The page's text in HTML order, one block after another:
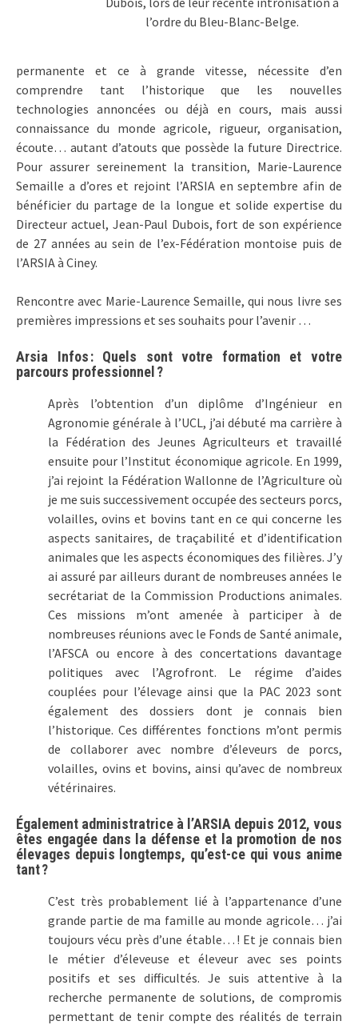
l’ordre du Bleu-Blanc-Belge.
permanente et ce à grande vitesse, nécessite d’en
comprendre tant l’historique que les nouvelles
technologies annoncées ou déjà en cours, mais aussi
connaissance du monde agricole, rigueur, organisation,
écoute… autant d’atouts que possède la future Directrice.
Pour assurer sereinement la transition, Marie-Laurence
Semaille a d’ores et rejoint l’ARSIA en septembre afin de
bénéficier du partage de la longue et solide expertise du
Directeur actuel, Jean-Paul Dubois, fort de son expérience
de 27 années au sein de l’ex-Fédération montoise puis de
l’ARSIA à Ciney.
Rencontre avec Marie-Laurence Semaille, qui nous livre ses
premières impressions et ses souhaits pour l’avenir …
Arsia Infos : Quels sont votre formation et votre
parcours professionnel ?
Après l’obtention d’un diplôme d’Ingénieur en
Agronomie générale à l’UCL, j’ai débuté ma carrière à
la Fédération des Jeunes Agriculteurs et travaillé
ensuite pour l’Institut économique agricole. En 1999,
j’ai rejoint la Fédération Wallonne de l’Agriculture où
je me suis successivement occupée des secteurs porcs,
volailles, ovins et bovins tant en ce qui concerne les
aspects sanitaires, de traçabilité et d’identification
animales que les aspects économiques des filières. J’y
ai assuré par ailleurs durant de nombreuses années le
secrétariat de la Commission Productions animales.
Ces missions m’ont amenée à participer à de
nombreuses réunions avec le Fonds de Santé animale,
l’AFSCA ou encore à des concertations davantage
politiques avec l’Agrofront. Le régime d’aides
couplées pour l’élevage ainsi que la PAC 2023 sont
également des dossiers dont je connais bien
l’historique. Ces différentes fonctions m’ont permis
de collaborer avec nombre d’éleveurs de porcs,
volailles, ovins et bovins, ainsi qu’avec de nombreux
vétérinaires.
Également administratrice à l’ARSIA depuis 2012, vous
êtes engagée dans la défense et la promotion de nos
élevages depuis longtemps, qu’est-ce qui vous anime
tant ?
C’est très probablement lié à l’appartenance d’une
grande partie de ma famille au monde agricole… j’ai
toujours vécu près d’une étable… ! Et je connais bien
le métier d’éleveuse et éleveur avec ses points
positifs et ses difficultés. Je suis attentive à la
recherche permanente de solutions, de compromis
permettant de tenir compte des réalités de terrain